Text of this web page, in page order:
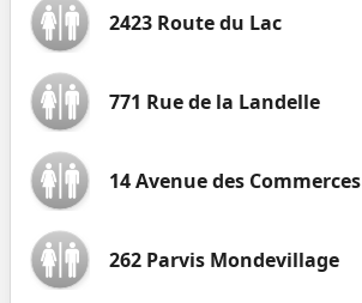
2423 Route du Lac
771 Rue de la Landelle
14 Avenue des Commerces
262 Parvis Mondevillage